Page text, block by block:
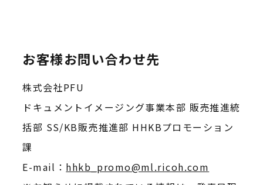
お客様お問い合わせ先
株式会社PFU
ドキュメントイメージング事業本部 販売推進統
括部 SS/KB販売推進部 HHKBプロモーション
課
E-mail： hhkb_promo@ml.ricoh.com